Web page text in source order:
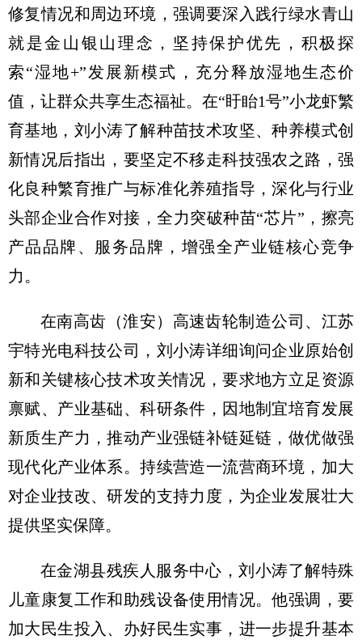
修复情况和周边环境，强调要深入践行绿水青山
就是金山银山理念，坚持保护优先，积极探
索“湿地+”发展新模式，充分释放湿地生态价
值，让群众共享生态福祉。在“盱眙1号”小龙虾繁
育基地，刘小涛了解种苗技术攻坚、种养模式创
新情况后指出，要坚定不移走科技强农之路，强
化良种繁育推广与标准化养殖指导，深化与行业
头部企业合作对接，全力突破种苗“芯片”，擦亮
产品品牌、服务品牌，增强全产业链核心竞争
力。
在南高齿（淮安）高速齿轮制造公司、江苏
宇特光电科技公司，刘小涛详细询问企业原始创
新和关键核心技术攻关情况，要求地方立足资源
禀赋、产业基础、科研条件，因地制宜培育发展
新质生产力，推动产业强链补链延链，做优做强
现代化产业体系。持续营造一流营商环境，加大
对企业技改、研发的支持力度，为企业发展壮大
提供坚实保障。
在金湖县残疾人服务中心，刘小涛了解特殊
儿童康复工作和助残设备使用情况。他强调，要
加大民生投入、办好民生实事，进一步提升基本